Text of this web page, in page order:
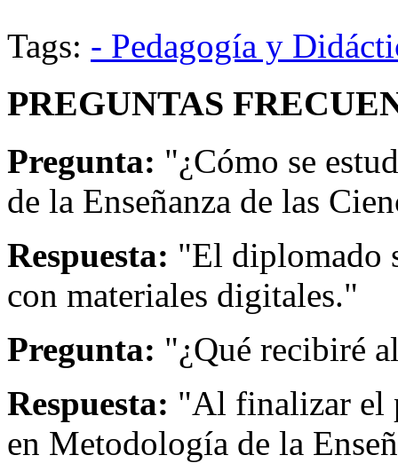
Tags: - Pedagogía y
PREGUNTAS
Pregunta: "¿Cómo se
de la Enseñanza de las
Respuesta: "El diplomado
con materiales digitales."
Pregunta: "¿Qué recibiré
Respuesta: "Al finalizar el
en Metodología de la